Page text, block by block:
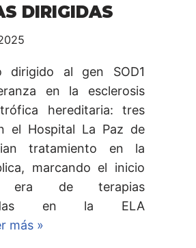
DIRIGIDAS
dirigido al gen SOD1
en la esclerosis
hereditaria: tres
el Hospital La Paz de
tratamiento en la
marcando el inicio
de terapias
en la ELA
más »